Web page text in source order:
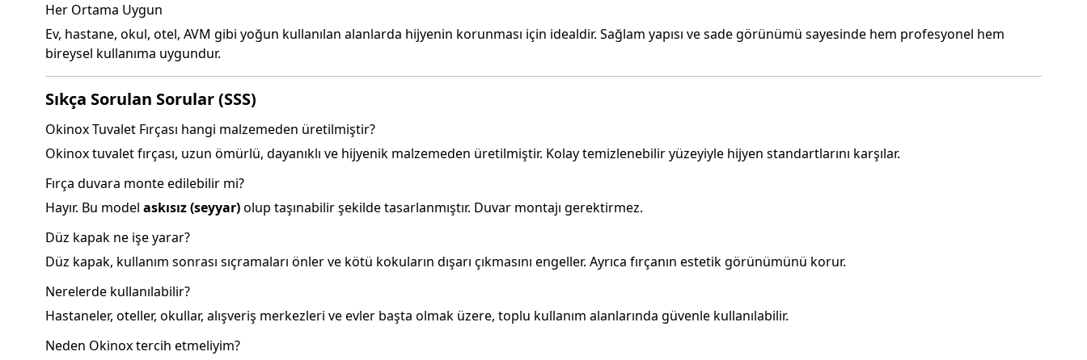
Her Ortama Uygun
Ev, hastane, okul, otel, AVM gibi yoğun kullanılan alanlarda hijyenin korunması için idealdir. Sağlam yapısı ve sade görünümü sayesinde hem profesyonel hem
bireysel kullanıma uygundur.
Sıkça Sorulan Sorular (SSS)
Okinox Tuvalet Fırçası hangi malzemeden üretilmiştir?
Okinox tuvalet fırçası, uzun ömürlü, dayanıklı ve hijyenik malzemeden üretilmiştir. Kolay temizlenebilir yüzeyiyle hijyen standartlarını karşılar.
Fırça duvara monte edilebilir mi?
Hayır. Bu model askısız (seyyar)olup taşınabilir şekilde tasarlanmıştır. Duvar montajı gerektirmez.
Düz kapak ne işe yarar?
Düz kapak, kullanım sonrası sıçramaları önler ve kötü kokuların dışarı çıkmasını engeller. Ayrıca fırçanın estetik görünümünü korur.
Nerelerde kullanılabilir?
Hastaneler, oteller, okullar, alışveriş merkezleri ve evler başta olmak üzere, toplu kullanım alanlarında güvenle kullanılabilir.
Neden Okinox tercih etmeliyim?